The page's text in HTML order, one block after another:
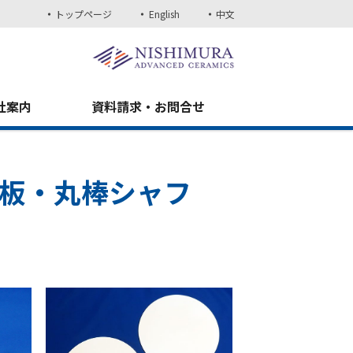
トップページ English 中文
案内 資料請求・お問合せ
・丸棒シャフ